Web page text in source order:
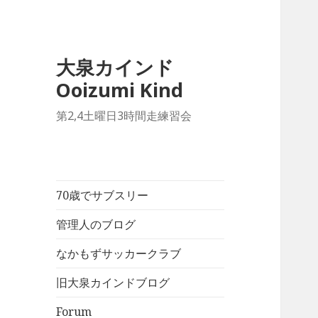
大泉カインド
Ooizumi Kind
第2,4土曜日3時間走練習会
70歳でサブスリー
管理人のブログ
なかもずサッカークラブ
旧大泉カインドブログ
Forum